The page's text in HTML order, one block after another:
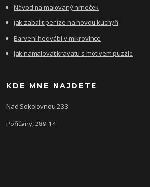
Návod na malovaný hrneček
Jak zabalit peníze na novou kuchyň
Barvení hedvábí v mikrovlnce
Jak namalovat kravatu s motivem puzzle
KDE MNE NAJDETE
Nad Sokolovnou 233
Poříčany, 289 14